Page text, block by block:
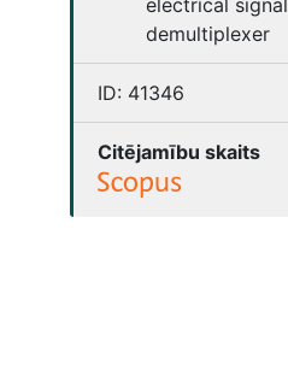
electrical signal
demultiplexer
ID: 41346
Citējamību skaits